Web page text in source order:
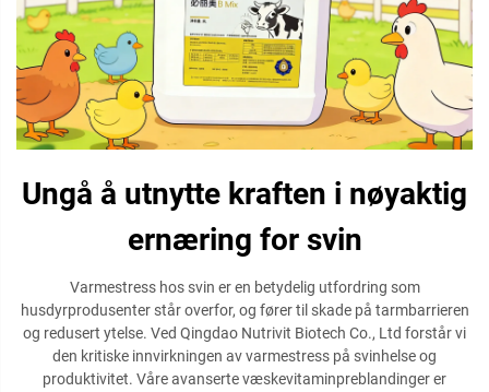
Ungå å utnytte kraften i nøyaktig
ernæring for svin
Varmestress hos svin er en betydelig utfordring som
husdyrprodusenter står overfor, og fører til skade på tarmbarrieren
og redusert ytelse. Ved Qingdao Nutrivit Biotech Co., Ltd forstår vi
den kritiske innvirkningen av varmestress på svinhelse og
produktivitet. Våre avanserte væskevitaminpreblandinger er